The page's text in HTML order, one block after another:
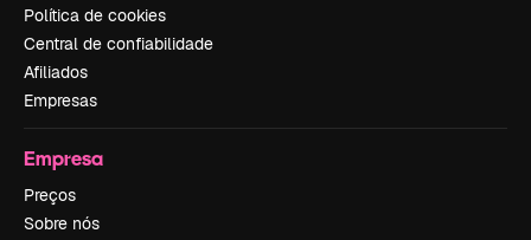
Política de cookies
Central de confiabilidade
Afiliados
Empresas
Empresa
Preços
Sobre nós